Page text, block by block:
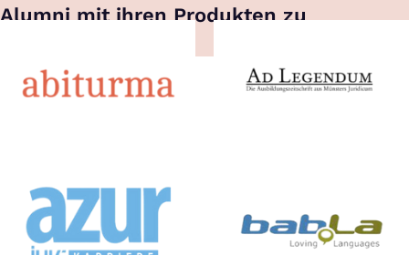
Alumni mit ihren Produkten zu